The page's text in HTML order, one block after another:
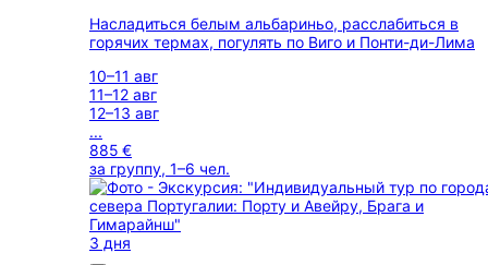
Насладиться белым альбариньо, расслабиться в
горячих термах, погулять по Виго и Понти-ди-Лима
10–11 авг
11–12 авг
12–13 авг
...
885 €
за группу, 1–6 чел.
3 дня